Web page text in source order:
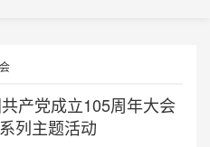
产党成立105周年大会
列主题活动